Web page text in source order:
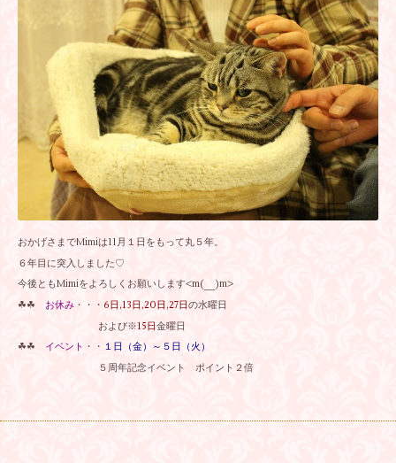
おかげさまでMimiは11月１日をもって丸５年。
６年目に突入しました♡
今後ともMimiをよろしくお願いします<m(__)m>
☘☘ お休み ・・・ 6日,13日,20日,27日の水曜日
および※15日金曜日
☘☘ イベント ・・ １日（金）～５日（火）
５周年記念イベント ポイント２倍